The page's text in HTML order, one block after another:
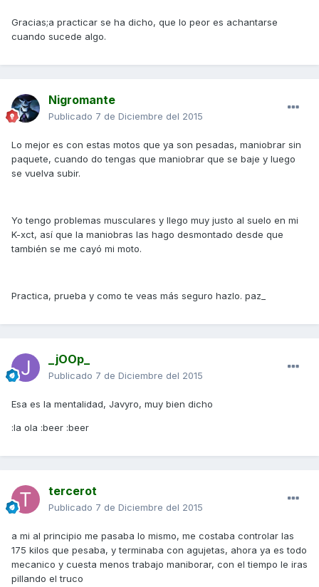
Gracias;a practicar se ha dicho, que lo peor es achantarse
cuando sucede algo.
Nigromante
Publicado 7 de Diciembre del 2015
Lo mejor es con estas motos que ya son pesadas, maniobrar sin
paquete, cuando do tengas que maniobrar que se baje y luego
se vuelva subir.
Yo tengo problemas musculares y llego muy justo al suelo en mi
K-xct, así que la maniobras las hago desmontado desde que
también se me cayó mi moto.
Practica, prueba y como te veas más seguro hazlo. paz_
_jOOp_
Publicado 7 de Diciembre del 2015
Esa es la mentalidad, Javyro, muy bien dicho
:la ola :beer :beer
tercerot
Publicado 7 de Diciembre del 2015
a mi al principio me pasaba lo mismo, me costaba controlar las
175 kilos que pesaba, y terminaba con agujetas, ahora ya es todo
mecanico y cuesta menos trabajo maniborar, con el tiempo le iras
pillando el truco